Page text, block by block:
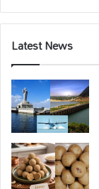
Latest News